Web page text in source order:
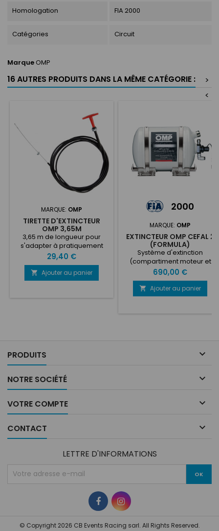
Homologation FIA 2000
Catégories Circuit
MarqueOMP
16 AUTRES PRODUITS DANS LA MÊME CATÉGORIE :
>
<
MARQUE: OMP
TIRETTE D'EXTINCTEUR
OMP 3,65M
3,65 m de longueur pour
s'adapter à pratiquement
toutes les applications
Convient aux extincteurs ou
aux interrupteurs principaux
Prix
29,40 €
 Ajouter au panier
2000
MARQUE: OMP
EXTINCTEUR OMP CEFAL 2
(FORMULA)
Système d'extinction
(compartiment moteur et
cockpit) pour formule, à
commande électrique, avec
boîtier de commande,
tubulure, gicleurs, bouteille
Prix
690,00 €
 Ajouter au panier
PRODUITS 
NOTRE SOCIÉTÉ 
VOTRE COMPTE 
CONTACT 
LETTRE D'INFORMATIONS
© Copyright 2026 CB Events Racing sarl. All Rights Reserved.